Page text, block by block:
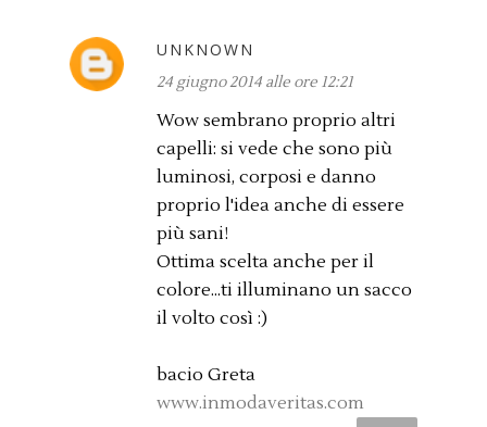
UNKNOWN
24 giugno 2014 alle ore 12:21
Wow sembrano proprio altri
capelli: si vede che sono più
luminosi, corposi e danno
proprio l'idea anche di essere
più sani!
Ottima scelta anche per il
colore...ti illuminano un sacco
il volto così :)
bacio Greta
www.inmodaveritas.com